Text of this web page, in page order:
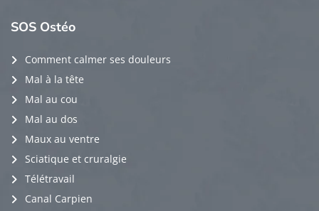
SOS Ostéo
Comment calmer ses douleurs
Mal à la tête
Mal au cou
Mal au dos
Maux au ventre
Sciatique et cruralgie
Télétravail
Canal Carpien